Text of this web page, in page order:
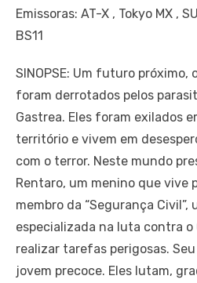
Emissoras: AT-X , Tokyo MX ,
BS11
SINOPSE: Um futuro próximo,
foram derrotados pelos
Gastrea. Eles foram exilados
território e vivem em
com o terror. Neste mundo
Rentaro, um menino que vive
membro da “Segurança Civil”,
especializada na luta contra o
realizar tarefas perigosas.
jovem precoce. Eles lutam,